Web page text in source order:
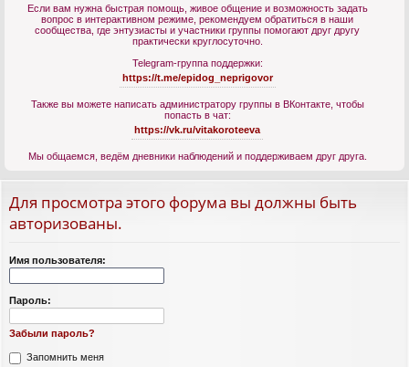
Если вам нужна быстрая помощь, живое общение и возможность задать
вопрос в интерактивном режиме, рекомендуем обратиться в наши
сообщества, где энтузиасты и участники группы помогают друг другу
практически круглосуточно.
Telegram-группа поддержки:
https://t.me/epidog_neprigovor
Также вы можете написать администратору группы в ВКонтакте, чтобы
попасть в чат:
https://vk.ru/vitakoroteeva
Мы общаемся, ведём дневники наблюдений и поддерживаем друг друга.
Для просмотра этого форума вы должны быть
авторизованы.
Имя пользователя:
Пароль:
Забыли пароль?
Запомнить меня